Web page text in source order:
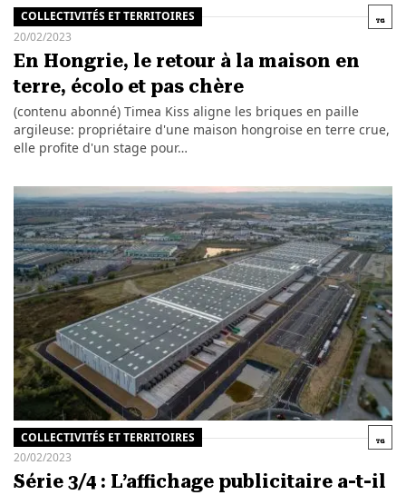
COLLECTIVITÉS ET TERRITOIRES
20/02/2023
En Hongrie, le retour à la maison en
terre, écolo et pas chère
(contenu abonné) Timea Kiss aligne les briques en paille
argileuse: propriétaire d'une maison hongroise en terre crue,
elle profite d'un stage pour…
COLLECTIVITÉS ET TERRITOIRES
20/02/2023
Série 3/4 : L’affichage publicitaire a-t-il